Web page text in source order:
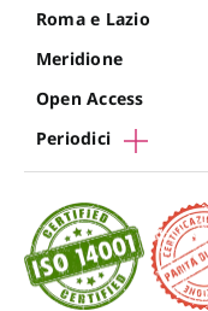
Roma e Lazio
Meridione
Open Access
Periodici